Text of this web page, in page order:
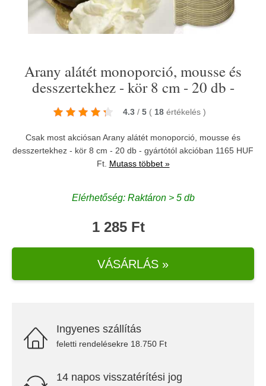
Arany alátét monoporció, mousse és
desszertekhez - kör 8 cm - 20 db -
4.3 / 5 ( 18 értékelés )
Csak most akciósan Arany alátét monoporció, mousse és
desszertekhez - kör 8 cm - 20 db - gyártótól akcióban 1165 HUF
Ft. Mutass többet »
Elérhetőség: Raktáron > 5 db
1 285 Ft
VÁSÁRLÁS »
Ingyenes szállítás
feletti rendelésekre 18.750 Ft
14 napos visszatérítési jog